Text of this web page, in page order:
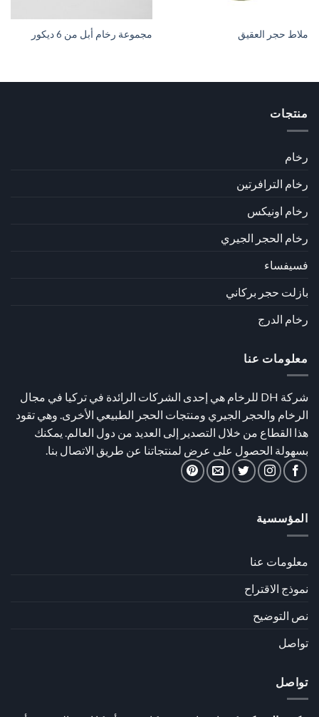
ملاط حجر العقيق مجموعة رخام أبل من 6 ديكور
منتجات
رخام
رخام الترافرتين
رخام اونيكس
رخام الحجر الجيري
فسيفساء
بازلت حجر بركاني
رخام الدرج
معلومات عنا
شركة DH للرخام هي إحدى الشركات الرائدة في تركيا في مجال
الرخام والحجر الجيري ومنتجات الحجر الطبيعي الأخرى. وهي تقود
هذا القطاع من خلال التصدير إلى العديد من دول العالم. يمكنك
بسهولة الحصول على عرض لمنتجاتنا عن طريق الاتصال بنا.
المؤسسية
معلومات عنا
نموذج الاقتراح
نص التوضيح
تواصل
تواصل